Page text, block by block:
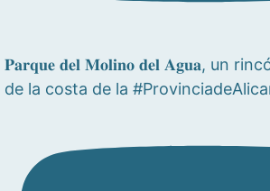
𝐏𝐚𝐫𝐪𝐮𝐞 𝐝𝐞𝐥 𝐌𝐨𝐥𝐢𝐧𝐨 𝐝𝐞𝐥 𝐀𝐠𝐮𝐚, un
de la costa de la